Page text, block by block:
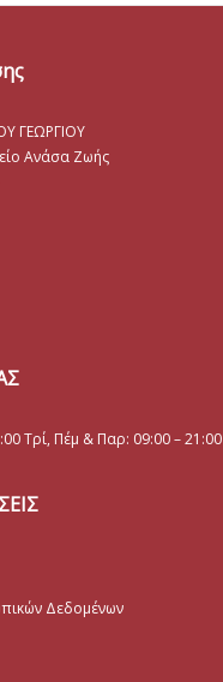
ΓΕΩΡΓΙΟΥ
Ανάσα Ζωής
Τρί, Πέμ & Παρ: 09:00 – 21:00
Δεδομένων